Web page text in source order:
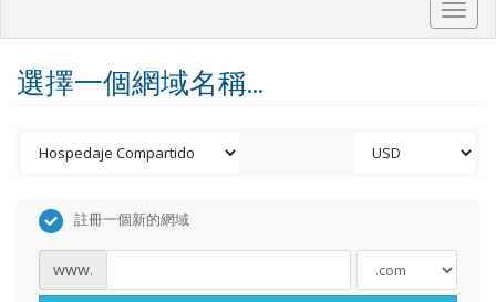
選擇一個網域名稱...
註冊一個新的網域
www.